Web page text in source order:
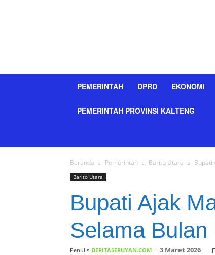
PEMERINTAH DPRD EKONOMI
PEMERINTAH PROVINSI KALTENG
Beranda Pemerintah Barito Utara Bupati
Barito Utara
Bupati Ajak
Selama Bulan
Penulis BERITASERUYAN.COM - 3 Maret 2026